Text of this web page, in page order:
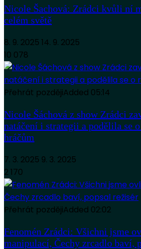
Nicole Šachová: Zrádci kvůli ní
celém světě
8. 9. 2025 14. 9. 2025
10 078
Přehrát pozdějiAdded 05:14
Nicole Šáchová z show Zrádci
natáčení i strategii a podělila se
hráčům
7. 3. 2025 9. 3. 2025
2 170
Přehrát pozdějiAdded 02:02
Fenomén Zrádci: Všichni jsme
manipulací, Čechy zrcadlo baví,